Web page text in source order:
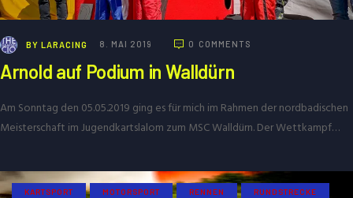
BY LARACING 8. MAI 2019 0 COMMENTS
Arnold auf Podium in Walldürn
Am Sonntag den 05.05.2019 ging es für mich im Rahmen der nordbadischen
Meisterschaft im Jugendkartslalom zum MSC Walldürn. Der Wettkampf…
KARTSPORT MOTORSPORT RENNEN RUNDSTRECKE